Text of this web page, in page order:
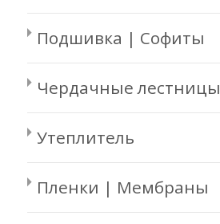
Подшивка | Софиты
Чердачные лестницы
Утеплитель
Пленки | Мембраны